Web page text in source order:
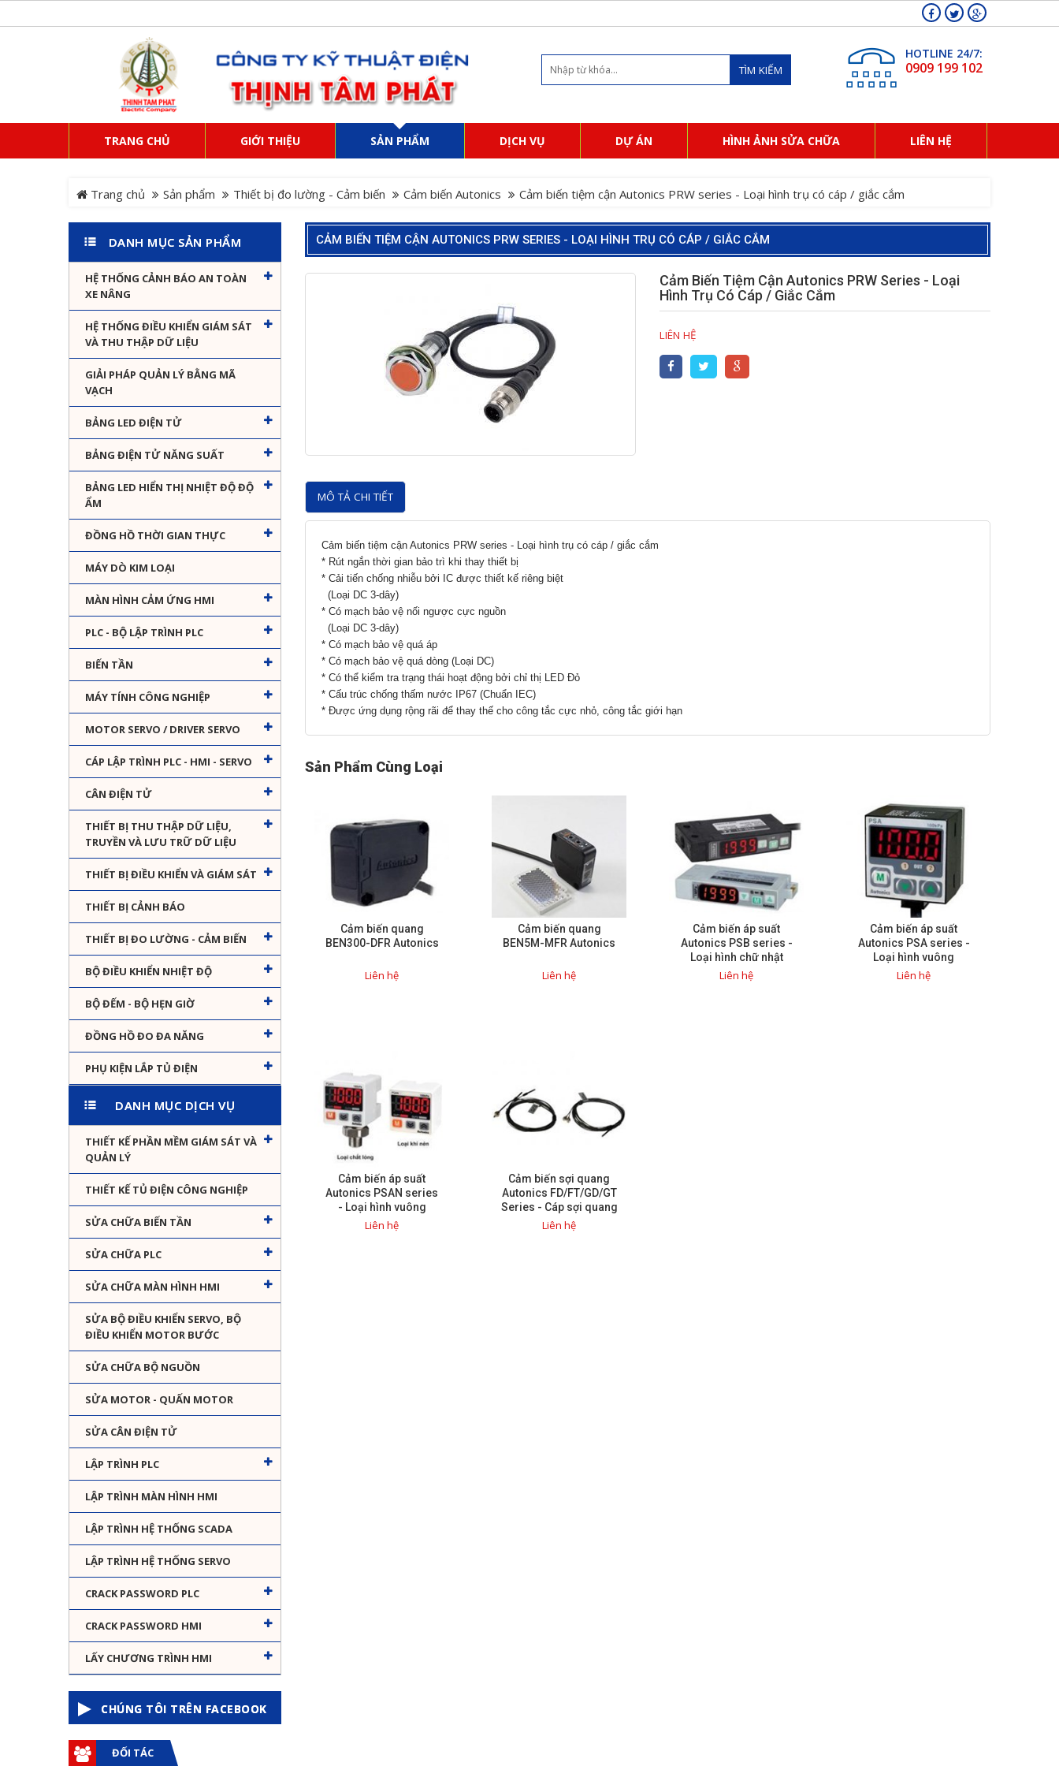
TÌM KIẾM
HOTLINE 24/7:
0909 199 102
TRANG CHỦ GIỚI THIỆU SẢN PHẨM DỊCH VỤ DỰ ÁN HÌNH ẢNH SỬA CHỮA LIÊN HỆ
Trang chủ Sản phẩm Thiết bị đo lường - Cảm biến Cảm biến Autonics Cảm biến tiệm cận Autonics PRW series - Loại hình trụ có cáp / giắc cắm
DANH MỤC SẢN PHẨM
HỆ THỐNG CẢNH BÁO AN TOÀN
XE NÂNG
HỆ THỐNG ĐIỀU KHIỂN GIÁM SÁT
VÀ THU THẬP DỮ LIỆU
GIẢI PHÁP QUẢN LÝ BẰNG MÃ
VẠCH
BẢNG LED ĐIỆN TỬ
BẢNG ĐIỆN TỬ NĂNG SUẤT
BẢNG LED HIỂN THỊ NHIỆT ĐỘ ĐỘ
ẨM
ĐỒNG HỒ THỜI GIAN THỰC
MÁY DÒ KIM LOẠI
MÀN HÌNH CẢM ỨNG HMI
PLC - BỘ LẬP TRÌNH PLC
BIẾN TẦN
MÁY TÍNH CÔNG NGHIỆP
MOTOR SERVO / DRIVER SERVO
CÁP LẬP TRÌNH PLC - HMI - SERVO
CÂN ĐIỆN TỬ
THIẾT BỊ THU THẬP DỮ LIỆU,
TRUYỀN VÀ LƯU TRỮ DỮ LIỆU
THIẾT BỊ ĐIỀU KHIỂN VÀ GIÁM SÁT
THIẾT BỊ CẢNH BÁO
THIẾT BỊ ĐO LƯỜNG - CẢM BIẾN
BỘ ĐIỀU KHIỂN NHIỆT ĐỘ
BỘ ĐẾM - BỘ HẸN GIỜ
ĐỒNG HỒ ĐO ĐA NĂNG
PHỤ KIỆN LẮP TỦ ĐIỆN
DANH MỤC DỊCH VỤ
THIẾT KẾ PHẦN MỀM GIÁM SÁT VÀ
QUẢN LÝ
THIẾT KẾ TỦ ĐIỆN CÔNG NGHIỆP
SỬA CHỮA BIẾN TẦN
SỬA CHỮA PLC
SỬA CHỮA MÀN HÌNH HMI
SỬA BỘ ĐIỀU KHIỂN SERVO, BỘ
ĐIỀU KHIỂN MOTOR BƯỚC
SỬA CHỮA BỘ NGUỒN
SỬA MOTOR - QUẤN MOTOR
SỬA CÂN ĐIỆN TỬ
LẬP TRÌNH PLC
LẬP TRÌNH MÀN HÌNH HMI
LẬP TRÌNH HỆ THỐNG SCADA
LẬP TRÌNH HỆ THỐNG SERVO
CRACK PASSWORD PLC
CRACK PASSWORD HMI
LẤY CHƯƠNG TRÌNH HMI
CHÚNG TÔI TRÊN FACEBOOK
CẢM BIẾN TIỆM CẬN AUTONICS PRW SERIES - LOẠI HÌNH TRỤ CÓ CÁP / GIẮC CẮM
Cảm Biến Tiệm Cận Autonics PRW Series - Loại
Hình Trụ Có Cáp / Giắc Cắm
LIÊN HỆ
MÔ TẢ CHI TIẾT
Cảm biến tiệm cận Autonics PRW series - Loại hình trụ có cáp / giắc cắm
* Rút ngắn thời gian bảo trì khi thay thiết bị
* Cải tiến chống nhiễu bởi IC được thiết kế riêng biệt
(Loại DC 3-dây)
* Có mạch bảo vệ nối ngược cực nguồn
(Loại DC 3-dây)
* Có mạch bảo vệ quá áp
* Có mạch bảo vệ quá dòng (Loại DC)
* Có thể kiểm tra trạng thái hoạt động bởi chỉ thị LED Đỏ
* Cấu trúc chống thấm nước IP67 (Chuẩn IEC)
* Được ứng dụng rộng rãi để thay thế cho công tắc cực nhỏ, công tắc giới hạn
Sản Phẩm Cùng Loại
Cảm biến quang
BEN300-DFR Autonics
Liên hệ
Cảm biến quang
BEN5M-MFR Autonics
Liên hệ
Cảm biến áp suất
Autonics PSB series -
Loại hình chữ nhật
Liên hệ
Cảm biến áp suất
Autonics PSA series -
Loại hình vuông
Liên hệ
Cảm biến áp suất
Autonics PSAN series
- Loại hình vuông
Liên hệ
Cảm biến sợi quang
Autonics FD/FT/GD/GT
Series - Cáp sợi quang
Liên hệ
ĐỐI TÁC